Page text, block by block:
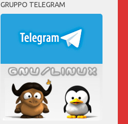
GRUPPO TELEGRAM